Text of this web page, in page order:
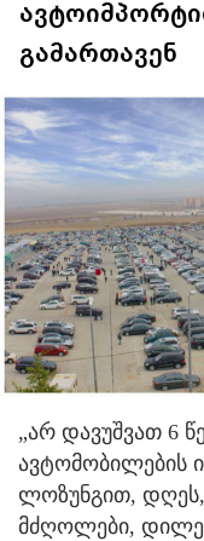
გამართავენ
„არ დავუშვათ 6
ავტომობილების
ლოზუნგით, დღეს,
მძღოლები,